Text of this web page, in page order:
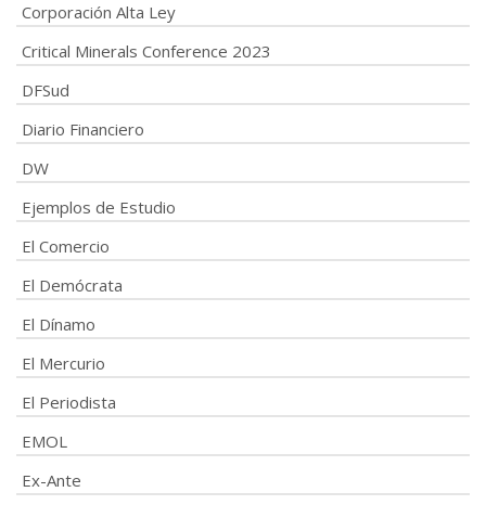
Corporación Alta Ley
Critical Minerals Conference 2023
DFSud
Diario Financiero
DW
Ejemplos de Estudio
El Comercio
El Demócrata
El Dínamo
El Mercurio
El Periodista
EMOL
Ex-Ante